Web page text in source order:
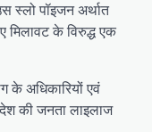
स्लो पॉइजन अर्थात
मिलावट के विरुद्ध एक
के अधिकारियों एवं
की जनता लाइलाज